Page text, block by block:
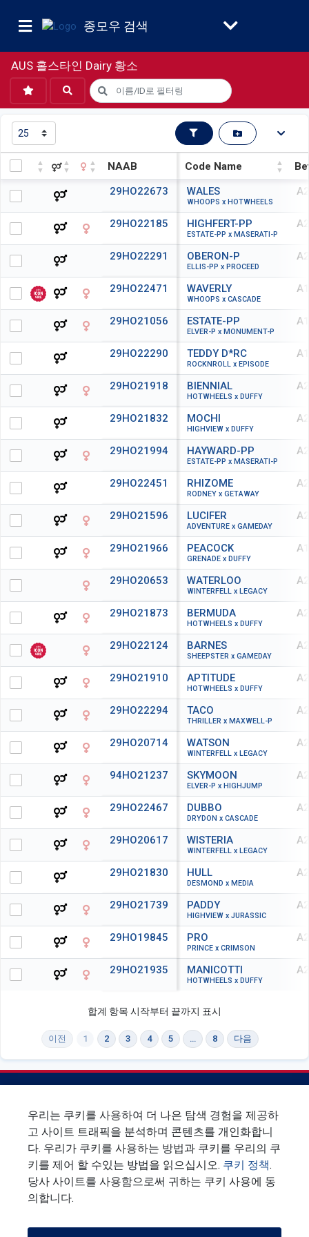
종모우 검색
AUS 홀스타인 Dairy 황소
NAAB Code Name
NAAB
Code Name
29HO22673 WALES
WHOOPS x HOTWHEELS
29HO22185 HIGHFERT-PP
ESTATE-PP x MASERATI-P
29HO22291 OBERON-P
ELLIS-PP x PROCEED
29HO22471 WAVERLY
WHOOPS x CASCADE
29HO21056 ESTATE-PP
ELVER-P x MONUMENT-P
29HO22290 TEDDY D*RC
ROCKNROLL x EPISODE
29HO21918 BIENNIAL
HOTWHEELS x DUFFY
29HO21832 MOCHI
HIGHVIEW x DUFFY
29HO21994 HAYWARD-PP
ESTATE-PP x MASERATI-P
29HO22451 RHIZOME
RODNEY x GETAWAY
29HO21596 LUCIFER
ADVENTURE x GAMEDAY
29HO21966 PEACOCK
GRENADE x DUFFY
29HO20653 WATERLOO
WINTERFELL x LEGACY
29HO21873 BERMUDA
HOTWHEELS x DUFFY
29HO22124 BARNES
SHEEPSTER x GAMEDAY
29HO21910 APTITUDE
HOTWHEELS x DUFFY
29HO22294 TACO
THRILLER x MAXWELL-P
29HO20714 WATSON
WINTERFELL x LEGACY
94HO21237 SKYMOON
ELVER-P x HIGHJUMP
29HO22467 DUBBO
DRYDON x CASCADE
29HO20617 WISTERIA
WINTERFELL x LEGACY
29HO21830 HULL
DESMOND x MEDIA
29HO21739 PADDY
HIGHVIEW x JURASSIC
29HO19845 PRO
PRINCE x CRIMSON
29HO21935 MANICOTTI
HOTWHEELS x DUFFY
합계 항목 시작부터 끝까지 표시
이전 1 2 3 4 5 … 8 다음
우리는 쿠키를 사용하여 더 나은 탐색 경험을 제공하
고 사이트 트래픽을 분석하며 콘텐츠를 개인화합니
다. 우리가 쿠키를 사용하는 방법과 쿠키를 우리의 쿠
키를 제어 할 수있는 방법을 읽으십시오. 쿠키 정책.
당사 사이트를 사용함으로써 귀하는 쿠키 사용에 동
의합니다.
뉴스 레터에 가입하십시오